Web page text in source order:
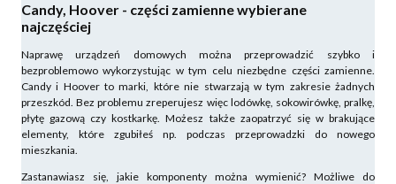
Candy, Hoover - części zamienne wybierane
najczęściej
Naprawę urządzeń domowych można przeprowadzić szybko i
bezproblemowo wykorzystując w tym celu niezbędne części zamienne.
Candy i Hoover to marki, które nie stwarzają w tym zakresie żadnych
przeszkód. Bez problemu zreperujesz więc lodówkę, sokowirówkę, pralkę,
płytę gazową czy kostkarkę. Możesz także zaopatrzyć się w brakujące
elementy, które zgubiłeś np. podczas przeprowadzki do nowego
mieszkania.
Zastanawiasz się, jakie komponenty można wymienić? Możliwe do